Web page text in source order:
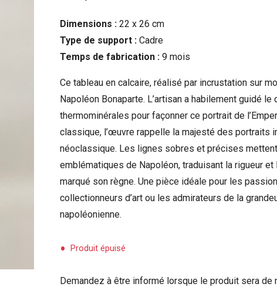
Dimensions :22 x 26 cm
Type de support :Cadre
Temps de fabrication :9 mois
Ce tableau en calcaire, réalisé par incrustation sur
Napoléon Bonaparte. L’artisan a habilement guidé
thermominérales pour façonner ce portrait de
classique, l’œuvre rappelle la majesté des portraits
néoclassique. Les lignes sobres et précises
emblématiques de Napoléon, traduisant la rigueur
marqué son règne. Une pièce idéale pour les
collectionneurs d’art ou les admirateurs de la
napoléonienne.
Produit épuisé
Demandez à être informé lorsque le produit sera de